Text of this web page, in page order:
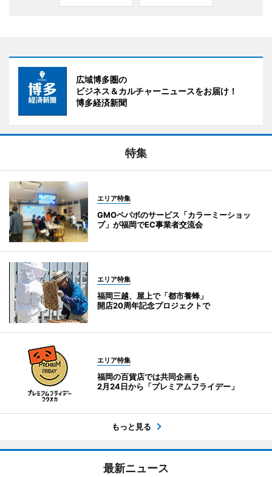
広域博多圏の
ビジネス＆カルチャーニュースをお届け！
博多経済新聞
特集
エリア特集
GMOペパボのサービス「カラーミーショッ
プ」が福岡でEC事業者交流会
エリア特集
福岡三越、屋上で「都市養蜂」
開店20周年記念プロジェクトで
エリア特集
福岡の百貨店では共同企画も
2月24日から「プレミアムフライデー」
もっと見る
最新ニュース